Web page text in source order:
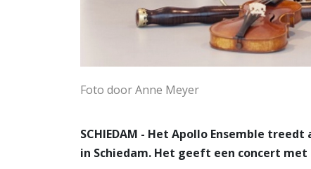
Foto door Anne Meyer
SCHIEDAM - Het Apollo Ensemble
in Schiedam. Het geeft een concert